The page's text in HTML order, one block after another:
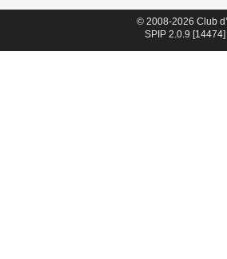
© 2008-2026 Club
SPIP 2.0.9 [14474]